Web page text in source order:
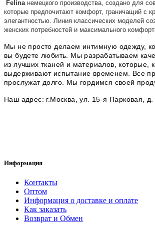
Felinaнемецкого производства, создано для
которые предпочитают комфорт, граничащий с
элегантностью. Линия классических моделей
женских потребностей и максимального
Мы не просто делаем интимную одежду,
вы будете любить. Мы разрабатываем
из лучших тканей и материалов, которые,
выдерживают испытание временем. Все
прослужат долго. Мы гордимся своей
Наш адрес: г.Москва, ул. 15-я Парковая, д.
Информация
Контакты
Оптом
Информация о доставке и оплате
Как заказать
Возврат и Обмен